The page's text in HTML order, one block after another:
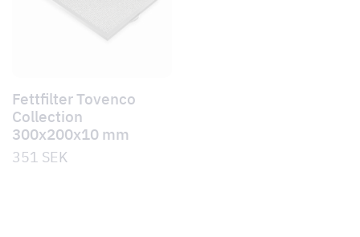
Fettfilter Tovenco
Collection
300x200x10 mm
351 SEK